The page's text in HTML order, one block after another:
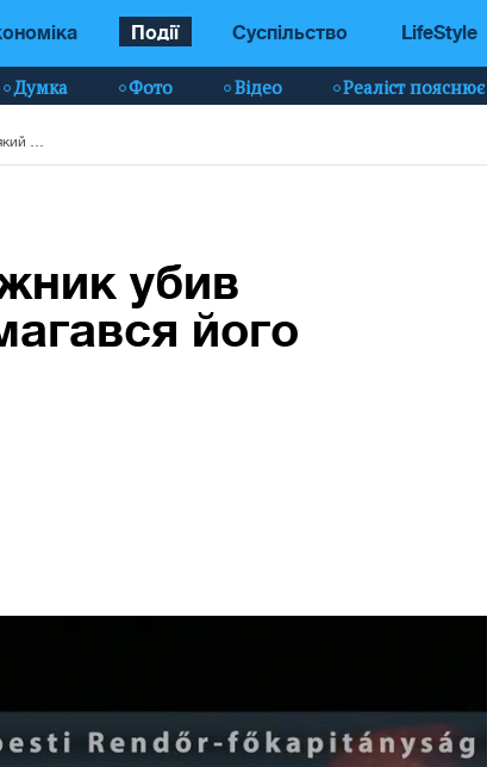
Події Суспільство LifeStyle
Думка Фото Відео Реаліст пояснює
убив
його